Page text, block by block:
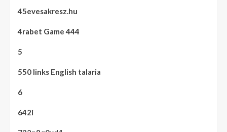
45evesakresz.hu
4rabet Game 444
5
550 links English talaria
6
642i